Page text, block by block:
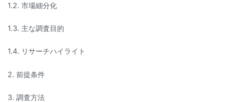
1.2. 市場細分化
1.3. 主な調査目的
1.4. リサーチハイライト
2. 前提条件
3. 調査方法